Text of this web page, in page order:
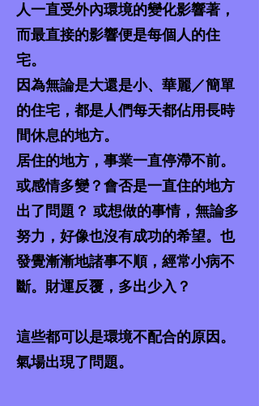
人一直受外內環境的變化影響著，
而最直接的影響便是每個人的住
宅。
因為無論是大還是小、華麗／簡單
的住宅，都是人們每天都佔用長時
間休息的地方。
居住的地方，事業一直停滯不前。
或感情多變？會否是一直住的地方
出了問題？ 或想做的事情，無論多
努力，好像也沒有成功的希望。也
發覺漸漸地諸事不順，經常小病不
斷。財運反覆，多出少入？
這些都可以是環境不配合的原因。
氣場出現了問題。